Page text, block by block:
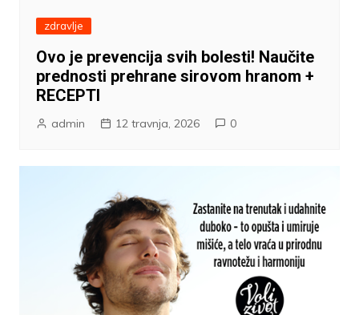
zdravlje
Ovo je prevencija svih bolesti! Naučite
prednosti prehrane sirovom hranom +
RECEPTI
admin 12 travnja, 2026 0